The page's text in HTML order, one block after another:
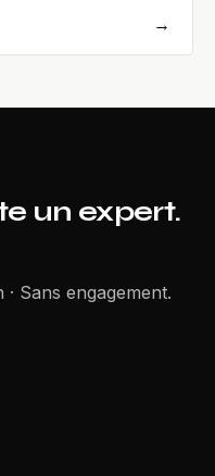
→
un expert.
Sans engagement.